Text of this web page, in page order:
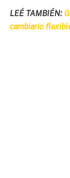
LEÉ TAMBIÉN:
cambiario